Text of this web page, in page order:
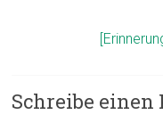
Schreibe einen